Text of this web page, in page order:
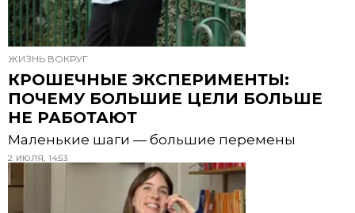
ЖИЗНЬ ВОКРУГ
КРОШЕЧНЫЕ ЭКСПЕРИМЕНТЫ:
ПОЧЕМУ БОЛЬШИЕ ЦЕЛИ БОЛЬШЕ
НЕ РАБОТАЮТ
Маленькие шаги — большие перемены
2 ИЮЛЯ, 14:53